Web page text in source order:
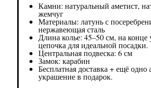
Камни: натуральный аметист,
жемчуг
Материалы: латунь с
нержавеющая сталь
Длина колье: 45–50 см, на
цепочка для идеальной посадки.
Центральная подвеска: 6 см
Замок: карабин
Бесплатная доставка + ещё одно
украшение в подарок.